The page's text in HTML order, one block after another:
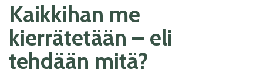
Kaikkihan me
kierrätetään – eli
tehdään mitä?